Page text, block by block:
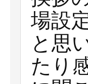
場設
と思
たり